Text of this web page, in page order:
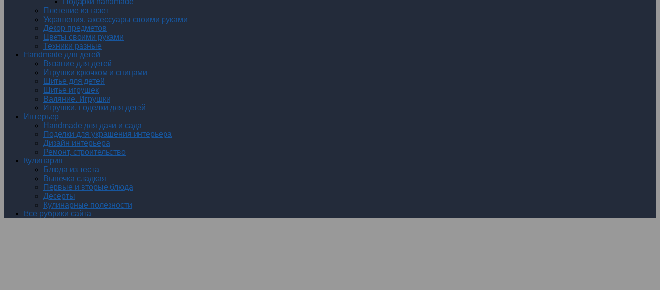
Подарки handmade
Плетение из газет
Украшения, аксессуары своими руками
Декор предметов
Цветы своими руками
Техники разные
Handmade для детей
Вязание для детей
Игрушки крючком и спицами
Шитье для детей
Шитье игрушек
Валяние. Игрушки
Игрушки, поделки для детей
Интерьер
Handmade для дачи и сада
Поделки для украшения интерьера
Дизайн интерьера
Ремонт, строительство
Кулинария
Блюда из теста
Выпечка сладкая
Первые и вторые блюда
Десерты
Кулинарные полезности
Все рубрики сайта